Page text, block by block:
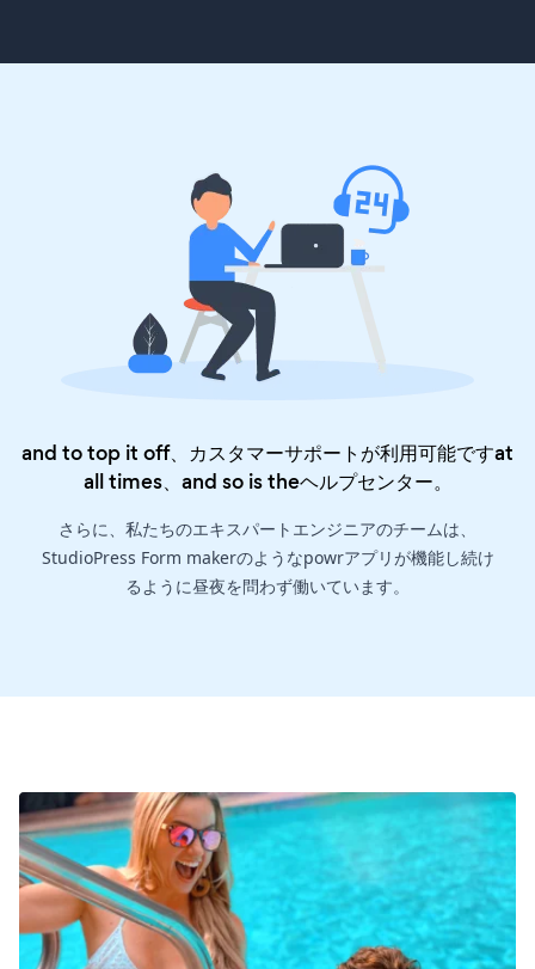
and to top it off、カスタマーサポートが利用可能ですat
all times、and so is theヘルプセンター。
さらに、私たちのエキスパートエンジニアのチームは、
StudioPress Form makerのようなpowrアプリが機能し続け
るように昼夜を問わず働いています。